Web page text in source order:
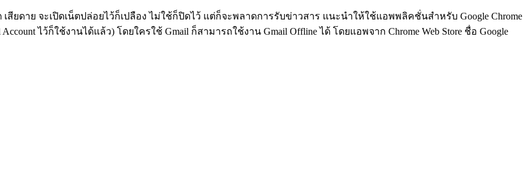
ยดาย จะเปิดเน็ตปล่อยไว้ก็เปลือง ไม่ใช้ก็ปิดไว้ แต่ก็จะพลาดการรับข่าวสาร แนะนำให้ใช้แอพพลิคชั่นสำหรับ Google Chrome
ไว้ก็ใช้งานได้แล้ว) โดยใครใช้ Gmail ก็สามารถใช้งาน Gmail Offline ได้ โดยแอพจาก Chrome Web Store ชื่อ Google